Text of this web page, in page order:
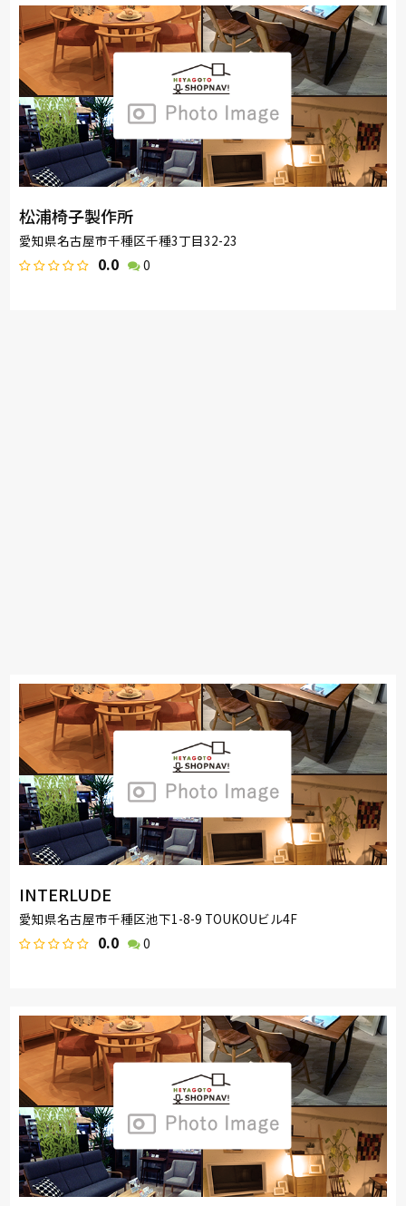
松浦椅子製作所
愛知県名古屋市千種区千種3丁目32-23
0.0 0
INTERLUDE
愛知県名古屋市千種区池下1-8-9 TOUKOUビル4F
0.0 0